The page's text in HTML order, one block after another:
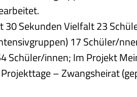
30 Sekunden Vielfalt 23
17 Schüler/
Schüler/innen; Im Projekt
– Zwangsheirat